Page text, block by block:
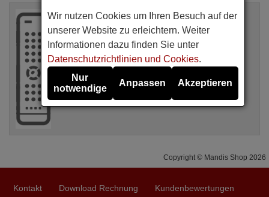
Originalfernbedienung
Vorrätig
44,49 €(Inkl MwSt.)
Dukane
Für 8755DRJ (IMAGEPRO8755DRJ), 8755D
(IMAGEPRO8755D), 8065 (IMAGEPRO8065),
IMAGEPRO8065 8065
Copyright © Mandis Shop 2026
Kontakt Download Rechnung Kundenbewertungen
Wir nutzen Cookies um Ihren Besuch auf der
unserer Website zu erleichtern. Weiter
Informationen dazu finden Sie unter
Datenschutzrichtlinien und Cookies.
Nur
notwendige
Anpassen Akzeptieren